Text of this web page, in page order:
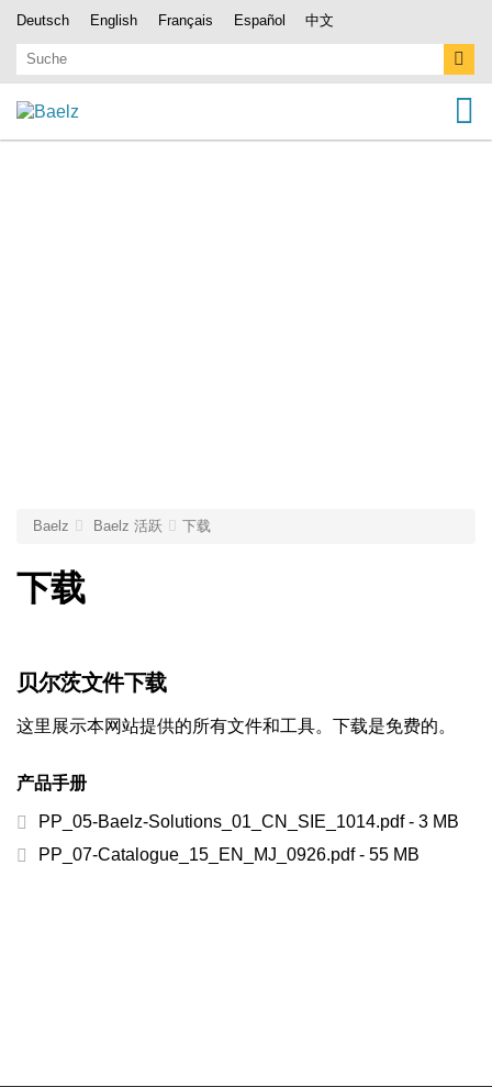
Deutsch English Français Español 中文
Baelz Baelz 活跃 下载
下载
贝尔茨文件下载
这里展示本网站提供的所有文件和工具。下载是免费的。
产品手册
PP_05-Baelz-Solutions_01_CN_SIE_1014.pdf - 3 MB
PP_07-Catalogue_15_EN_MJ_0926.pdf - 55 MB